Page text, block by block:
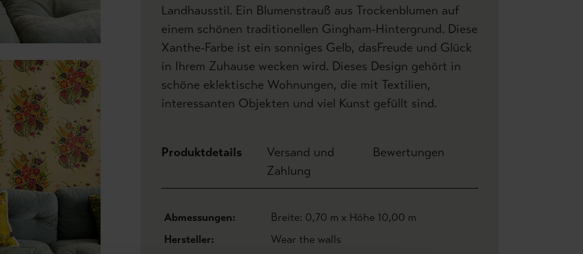
Landhausstil. Ein Blumenstrauß aus Trockenblumen auf
einem schönen traditionellen Gingham-Hintergrund. Diese
Xanthe-Farbe ist ein sonniges Gelb, dasFreude und Glück
in Ihrem Zuhause wecken wird. Dieses Design gehört in
schöne eklektische Wohnungen, die mit Textilien,
interessanten Objekten und viel Kunst gefüllt sind.
Produktdetails
Versand und
Zahlung
Bewertungen
Abmessungen:
Breite: 0,70 m x Höhe 10,00 m
Hersteller:
Wear the walls